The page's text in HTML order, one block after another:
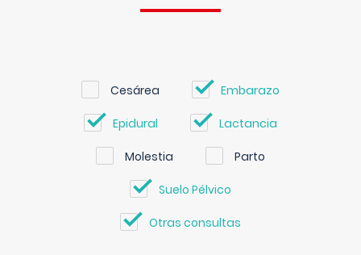
Cesárea Embarazo
Epidural Lactancia
Molestia Parto
Suelo Pélvico
Otras consultas